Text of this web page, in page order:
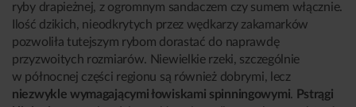
ryby drapieżnej, z ogromnym sandaczem czy sumem włącznie.
Ilość dzikich, nieodkrytych przez wędkarzy zakamarków
pozwoliła tutejszym rybom dorastać do naprawdę
przyzwoitych rozmiarów. Niewielkie rzeki, szczególnie
w północnej części regionu są również dobrymi, lecz
niezwykle wymagającymi łowiskami spinningowymi. Pstrągi